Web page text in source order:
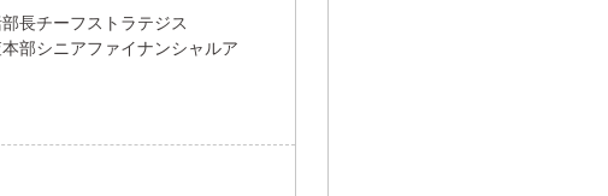
長チーフストラテジス
部シニアファイナンシャルア